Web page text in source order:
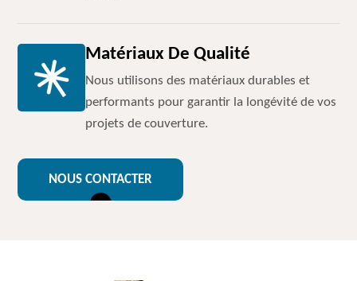
Matériaux De Qualité
Nous utilisons des matériaux durables et
performants pour garantir la longévité de vos
projets de couverture.
NOUS CONTACTER